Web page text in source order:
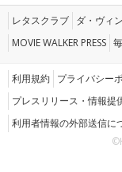
レタスクラブ ダ・ヴィ
MOVIE WALKER PRESS
利用規約 プライバシー
プレスリリース・情報提
利用者情報の外部送信に